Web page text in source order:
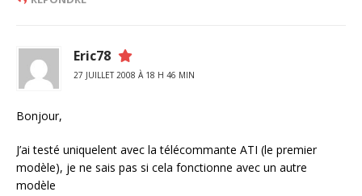
Eric78
27 JUILLET 2008 À 18 H 46 MIN
Bonjour,
J’ai testé uniquelent avec la télécommante ATI (le premier
modèle), je ne sais pas si cela fonctionne avec un autre
modèle